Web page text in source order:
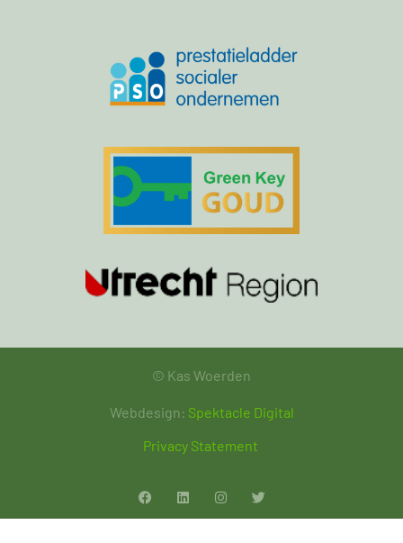
© Kas Woerden
Webdesign: Spektacle Digital
Privacy Statement